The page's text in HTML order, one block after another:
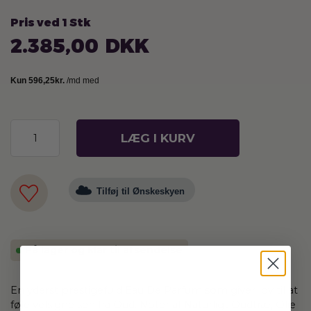
Pris ved 1 Stk
2.385,00 DKK
LÆG I KURV
Tilføj til Ønskeskyen
En yderst prestigefuld Eau De Parfum som giver lov til at
føle velsignelsen fra Oud. Noter af Naturligt Oudtræ, Olie